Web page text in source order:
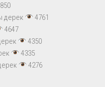
дерек
4761
4647
4350
4335
4276